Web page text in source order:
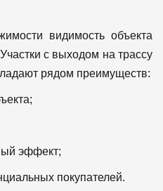
видимость объекта
Участки с выходом на трассу
рядом преимуществ:
эффект;
покупателей.